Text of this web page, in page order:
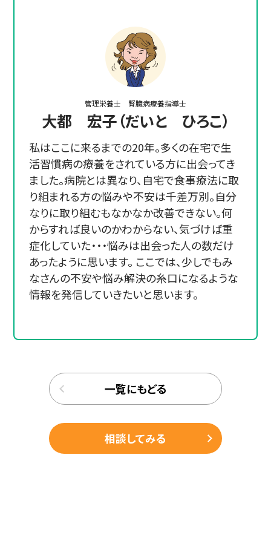
管理栄養士 腎臓病療養指導士
大都 宏子（だいと ひろこ）
私はここに来るまでの20年。多くの在宅で生
活習慣病の療養をされている方に出会ってき
ました。病院とは異なり、自宅で食事療法に取
り組まれる方の悩みや不安は千差万別。自分
なりに取り組むもなかなか改善できない。何
からすれば良いのかわからない、気づけば重
症化していた・・・悩みは出会った人の数だけ
あったように思います。 ここでは、少しでもみ
なさんの不安や悩み解決の糸口になるような
情報を発信していきたいと思います。
一覧にもどる
相談してみる